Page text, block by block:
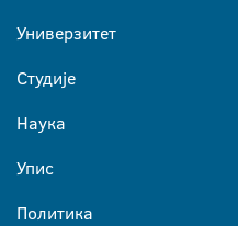
Универзитет
Студије
Наука
Упис
Политика